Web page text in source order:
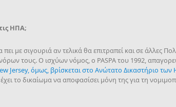
ΗΠΑ;
με σιγουριά αν τελικά θα επιτραπεί και σε άλλες
τους. Ο ισχύων νόμος, ο PASPA του 1992,
Jersey, όμως, βρίσκεται στο Ανώτατο Δικαστήριο
το δικαίωμα να αποφασίσει μόνη της για τη